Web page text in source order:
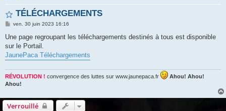
TÉLÉCHARGEMENTS
M
s
a
g
e
ven. 30 juin 2023 16:16
Une page regroupant les téléchargements destinés à tous est disponible
sur le Portail.
JaunePaca Téléchargements
RÉVOLUTION ! convergence des luttes sur www.jaunepaca.fr
Ahou! Ahou!
Ahou!
Verrouillé